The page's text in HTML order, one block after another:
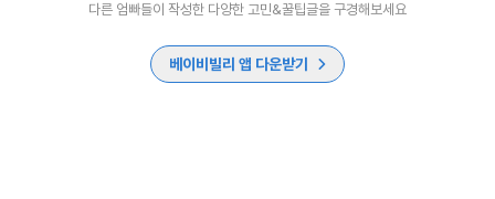
다른 엄빠들이 작성한 다양한 고민&꿀팁글을 구경해보세요
베이비빌리 앱 다운받기